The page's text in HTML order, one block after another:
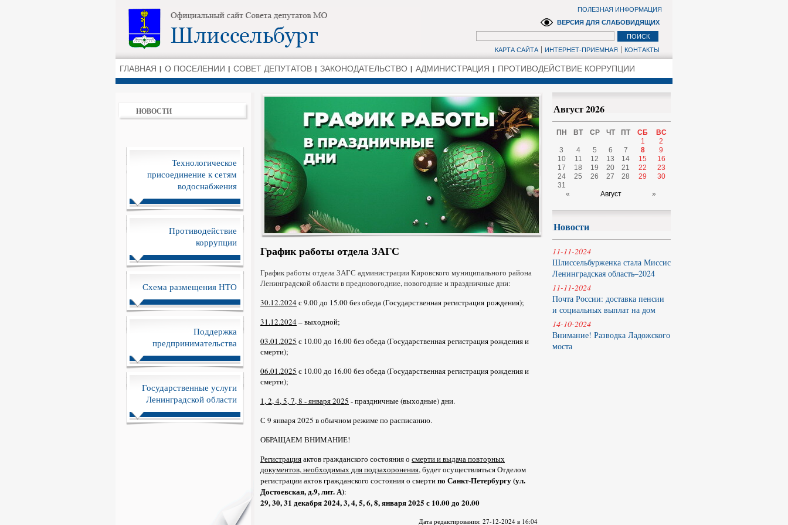
КАРТА САЙТА ИНТЕРНЕТ-ПРИЕМНАЯ КОНТАКТЫ
ВЕРСИЯ ДЛЯ СЛАБОВИДЯЩИХ
ПОЛЕЗНАЯ ИНФОРМАЦИЯ
ГЛАВНАЯ О ПОСЕЛЕНИИ СОВЕТ ДЕПУТАТОВ ЗАКОНОДАТЕЛЬСТВО АДМИНИСТРАЦИЯ ПРОТИВОДЕЙСТВИЕ КОРРУПЦИИ
НОВОСТИ
Технологическое
присоединение к сетям
водоснабжения
Противодействие
коррупции
Схема размещения НТО
Поддержка
предпринимательства
Государственные услуги
Ленинградской области
График работы отдела ЗАГС
График работы отдела ЗАГС администрации Кировского муниципального района
Ленинградской области в предновогодние, новогодние и праздничные дни:
30.12.2024с 9.00 до 15.00 без обеда (Государственная регистрация рождения);
31.12.2024– выходной;
03.01.2025 с 10.00 до 16.00 без обеда (Государственная регистрация рождения и
смерти);
06.01.2025 с 10.00 до 16.00 без обеда (Государственная регистрация рождения и
смерти);
1, 2, 4, 5, 7, 8 - января 2025 - праздничные (выходные) дни.
С 9 января 2025 в обычном режиме по расписанию.
ОБРАЩАЕМ ВНИМАНИЕ!
Регистрацияактов гражданского состояния о смерти и выдача повторных
документов, необходимых для подзахоронения, будет осуществляться Отделом
регистрации актов гражданского состояния о смертипо Санкт-Петербургу (ул.
Достоевская, д.9, лит. А):
29, 30, 31 декабря 2024, 3, 4, 5, 6, 8, января 2025 с 10.00 до 20.00
Дата редактирования: 27-12-2024 в 16:04
Август 2026
ПН ВТ СР ЧТ ПТ СБ
ВС
1
2
3
4 5 6 7 8
9
10
11 12 13 14 15
16
17
18 19 20 21 22
23
24
25 26 27 28 29
30
31
«
Август »
Новости
11-11-2024
Шлиссельбурженка стала Миссис
Ленинградская область–2024
11-11-2024
Почта России: доставка пенсии
и социальных выплат на дом
14-10-2024
Внимание! Разводка Ладожского
моста